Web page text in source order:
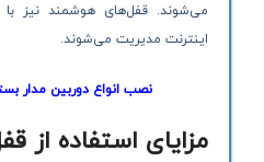
می‌شوند. قفل‌های هوشمند نیز با
اینترنت مدیریت می‌شوند.
نصب انواع دوربین مدار بسته
مزایای استفاده از